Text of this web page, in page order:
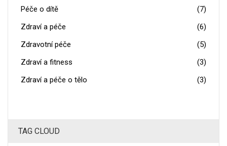
Péče o dítě
(7)
Zdraví a péče
(6)
Zdravotní péče
(5)
Zdraví a fitness
(3)
Zdraví a péče o tělo
(3)
TAG CLOUD